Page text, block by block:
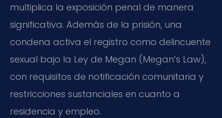
multiplica la exposición penal de manera
significativa. Además de la prisión, una
condena activa el registro como delincuente
sexual bajo la Ley de Megan (Megan’s Law),
con requisitos de notificación comunitaria y
restricciones sustanciales en cuanto a
residencia y empleo.